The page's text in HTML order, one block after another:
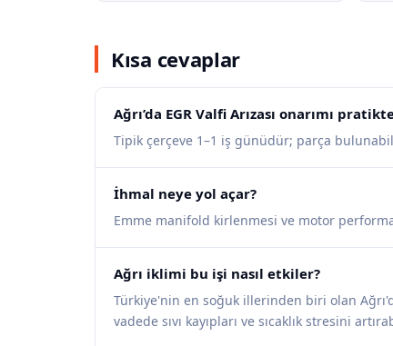
Kısa cevaplar
Ağrı’da EGR Valfi Arızası onarımı
Tipik çerçeve 1–1 iş günüdür; parça
İhmal neye yol açar?
Emme manifold kirlenmesi ve motor
Ağrı iklimi bu işi nasıl etkiler?
Türkiye'nin en soğuk illerinden biri olan
vadede sıvı kayıpları ve sıcaklık stresini